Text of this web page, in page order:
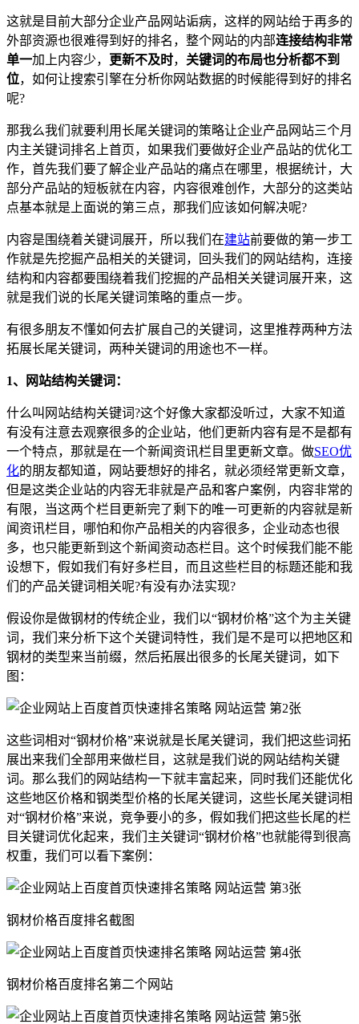
这就是目前大部分企业产品网站诟病，这样的网站给于再多的
外部资源也很难得到好的排名，整个网站的内部连接结构非常
单一加上内容少， 更新不及时， 关键词的布局也分析都不到
位，如何让搜索引擎在分析你网站数据的时候能得到好的排名
呢?
那我么我们就要利用长尾关键词的策略让企业产品网站三个月
内主关键词排名上首页，如果我们要做好企业产品站的优化工
作，首先我们要了解企业产品站的痛点在哪里，根据统计，大
部分产品站的短板就在内容，内容很难创作，大部分的这类站
点基本就是上面说的第三点，那我们应该如何解决呢?
内容是围绕着关键词展开，所以我们在建站前要做的第一步工
作就是先挖掘产品相关的关键词，回头我们的网站结构，连接
结构和内容都要围绕着我们挖掘的产品相关关键词展开来，这
就是我们说的长尾关键词策略的重点一步。
有很多朋友不懂如何去扩展自己的关键词，这里推荐两种方法
拓展长尾关键词，两种关键词的用途也不一样。
1、网站结构关键词：
什么叫网站结构关键词?这个好像大家都没听过，大家不知道
有没有注意去观察很多的企业站，他们更新内容有是不是都有
一个特点，那就是在一个新闻资讯栏目里更新文章。做SEO优
化的朋友都知道，网站要想好的排名，就必须经常更新文章，
但是这类企业站的内容无非就是产品和客户案例，内容非常的
有限，当这两个栏目更新完了剩下的唯一可更新的内容就是新
闻资讯栏目，哪怕和你产品相关的内容很多，企业动态也很
多，也只能更新到这个新闻资动态栏目。这个时候我们能不能
设想下，假如我们有好多栏目，而且这些栏目的标题还能和我
们的产品关键词相关呢?有没有办法实现?
假设你是做钢材的传统企业，我们以“钢材价格”这个为主关键
词，我们来分析下这个关键词特性，我们是不是可以把地区和
钢材的类型来当前缀，然后拓展出很多的长尾关键词，如下
图：
这些词相对“钢材价格”来说就是长尾关键词，我们把这些词拓
展出来我们全部用来做栏目，这就是我们说的网站结构关键
词。那么我们的网站结构一下就丰富起来，同时我们还能优化
这些地区价格和钢类型价格的长尾关键词，这些长尾关键词相
对“钢材价格”来说，竞争要小的多，假如我们把这些长尾的栏
目关键词优化起来，我们主关键词“钢材价格”也就能得到很高
权重，我们可以看下案例：
钢材价格百度排名截图
钢材价格百度排名第二个网站